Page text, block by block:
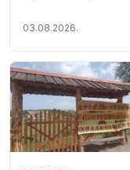
03.08.2026.